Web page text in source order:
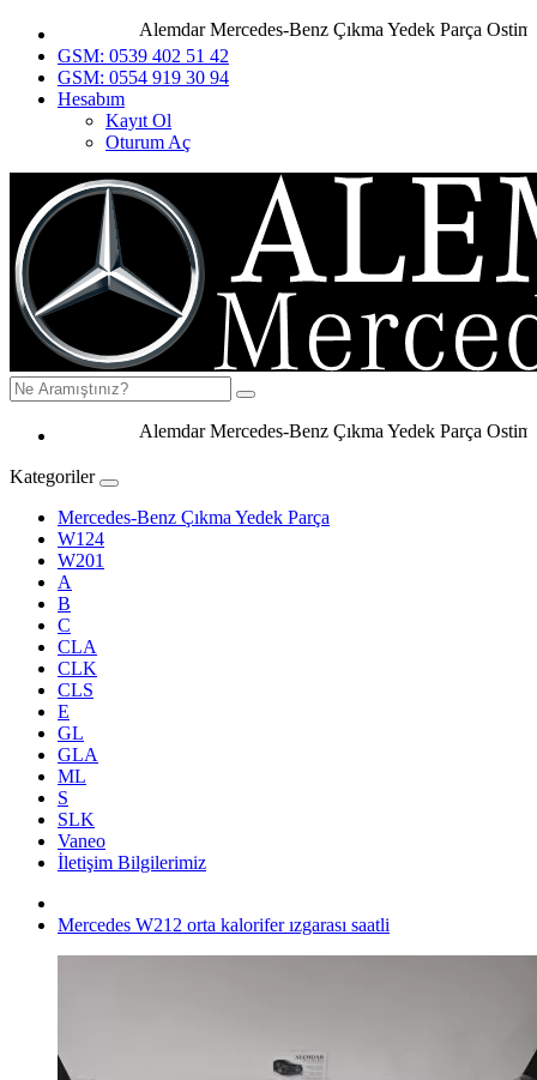
Alemdar Mercedes-Benz Çıkma Yedek Parça Ostim
GSM: 0539 402 51 42
GSM: 0554 919 30 94
Hesabım
Kayıt Ol
Oturum Aç
Alemdar Mercedes-Benz Çıkma Yedek Parça Ostim
Kategoriler
Mercedes-Benz Çıkma Yedek Parça
W124
W201
A
B
C
CLA
CLK
CLS
E
GL
GLA
ML
S
SLK
Vaneo
İletişim Bilgilerimiz
Mercedes W212 orta kalorifer ızgarası saatli